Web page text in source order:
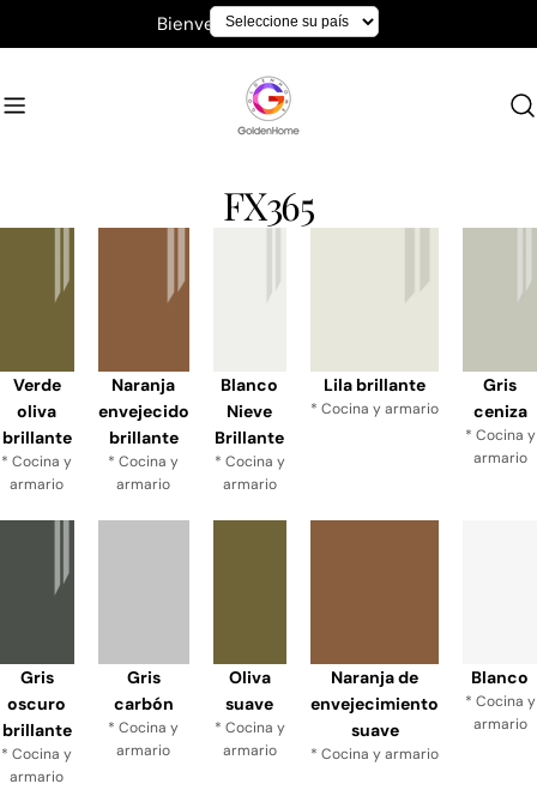
al
Bienvenido a GoldenHome
FX365
Verde
oliva
brillante
* Cocina y
armario
Naranja
envejecido
brillante
* Cocina y
armario
Blanco
Nieve
Brillante
* Cocina y
armario
Lila brillante
* Cocina y armario
Gris
ceniza
* Cocina y
armario
Gris
oscuro
brillante
* Cocina y
armario
Gris
carbón
* Cocina y
armario
Oliva
suave
* Cocina y
armario
Naranja de
envejecimiento
suave
* Cocina y armario
Blanco
* Cocina y
armario